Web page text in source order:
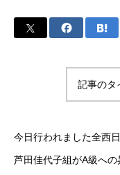
イチオシ情報
クリエイティブなメン
料金案内
お得な料金システムがあ
記事のタ
今日行われました全西
芦田佳代子組がA級へ